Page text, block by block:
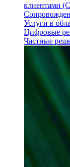
клиентами
Услуги в
Цифровые
Частные